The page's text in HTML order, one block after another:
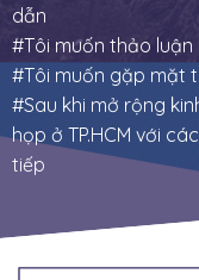
dẫn
Tôi muốn thảo
Tôi muốn gặp mặt
Sau khi mở rộng
họp ở TP.HCM với
tiếp